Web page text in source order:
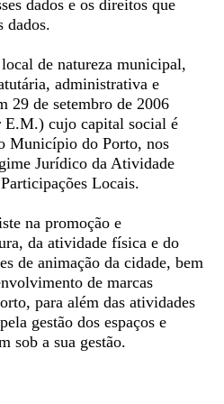
dados e os direitos que
dados.
de natureza municipal,
administrativa e
29 de setembro de 2006
E.M.) cujo capital social é
Município do Porto, nos
Jurídico da Atividade
Locais.
na promoção e
da atividade física e do
de animação da cidade, bem
de marcas
para além das atividades
gestão dos espaços e
sob a sua gestão.